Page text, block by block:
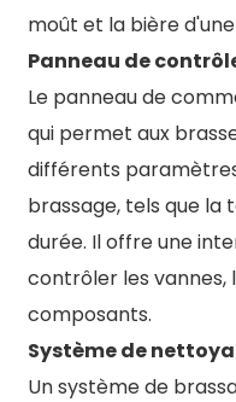
moût et la bière
Panneau de
Le panneau de
qui permet aux
différents
brassage, tels que la
durée. Il offre une
contrôler les vannes,
composants.
Système de
Un système de